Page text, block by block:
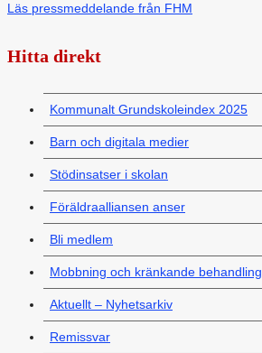
Läs pressmeddelande från FHM
Hitta direkt
Kommunalt Grundskoleindex 2025
Barn och digitala medier
Stödinsatser i skolan
Föräldraalliansen anser
Bli medlem
Mobbning och kränkande behandling
Aktuellt – Nyhetsarkiv
Remissvar